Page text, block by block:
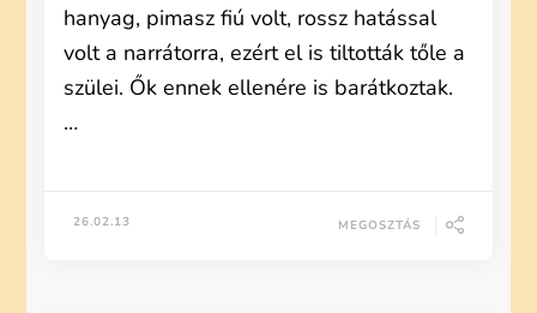
hanyag, pimasz fiú volt, rossz hatással
volt a narrátorra, ezért el is tiltották tőle a
szülei. Ők ennek ellenére is barátkoztak.
…
26.02.13 MEGOSZTÁS